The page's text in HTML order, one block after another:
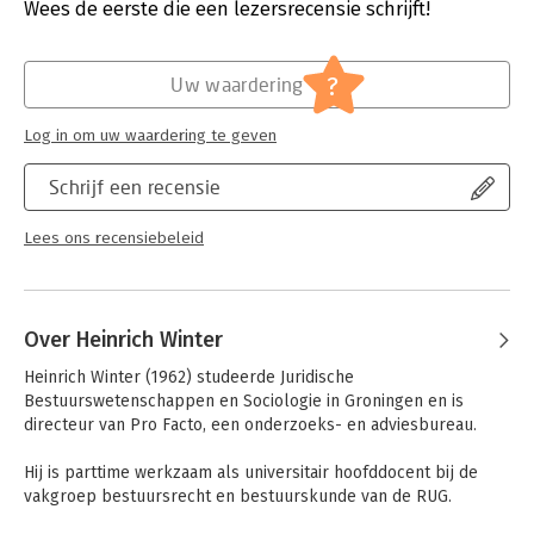
Toezicht is van grote waarde voor toezichthouders,
bedrijfsleven die met toezicht te maken krijgt. Daarnaast is de
titel zeer interessant voor zowel de wetenschap als het
Verschijningsdatum:
26-1-2023
Toezicht (Wet op het Financieel Toezicht)
Serie:
Handboeken Veiligheid
Wees de eerste die een lezersrecensie schrijft!
Schrijf een recensie
Lees ons recensiebeleid
Uw waardering ?
Log in om uw waardering te geven
Over Heinrich Winter
Heinrich Winter (1962) studeerde Juridische
Bestuurswetenschappen en Sociologie in Groningen en is
directeur van Pro Facto, een onderzoeks- en adviesbureau.
Hij is parttime werkzaam als universitair hoofddocent bij de
vakgroep bestuursrecht en bestuurskunde van de RUG.